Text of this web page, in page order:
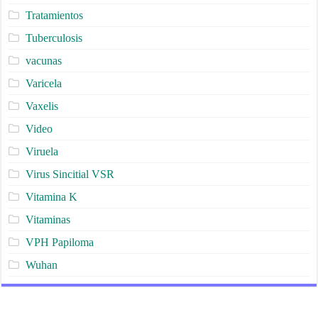
Tratamientos
Tuberculosis
vacunas
Varicela
Vaxelis
Video
Viruela
Virus Sincitial VSR
Vitamina K
Vitaminas
VPH Papiloma
Wuhan